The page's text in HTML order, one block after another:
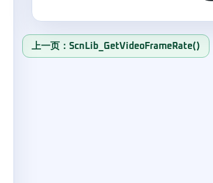
上一页：ScnLib_GetVideoFrameRate()